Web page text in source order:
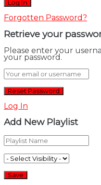
Forgotten Password?
Retrieve your
Please enter your
your password.
Log In
Add New Playlist